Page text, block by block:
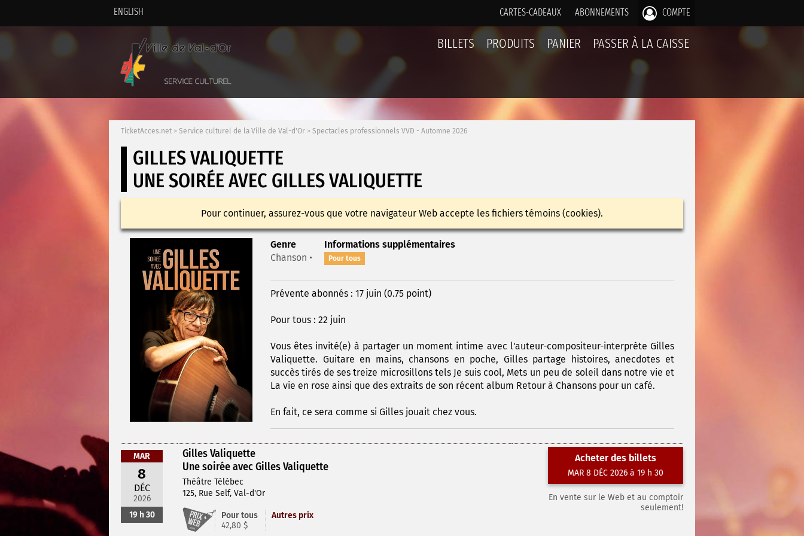
ENGLISH CARTES-CADEAUX ABONNEMENTS COMPTE
BILLETS PRODUITS PANIER PASSER À LA CAISSE
TicketAcces.net > Service culturel de la Ville de Val-d'Or > Spectacles professionnels VVD - Automne 2026
GILLES VALIQUETTE
UNE SOIRÉE AVEC GILLES VALIQUETTE
Pour continuer, assurez-vous que votre navigateur Web accepte les fichiers témoins (cookies).
Genre
Chanson •
Informations supplémentaires
Pour tous
Prévente abonnés : 17 juin (0.75 point)
Pour tous : 22 juin
Vous êtes invité(e) à partager un moment intime avec l'auteur-compositeur-interprète Gilles
Valiquette. Guitare en mains, chansons en poche, Gilles partage histoires, anecdotes et
succès tirés de ses treize microsillons tels Je suis cool, Mets un peu de soleil dans notre vie et
La vie en rose ainsi que des extraits de son récent album Retour à Chansons pour un café.
En fait, ce sera comme si Gilles jouait chez vous.
MAR
8
DÉC
2026
19 h 30
Gilles Valiquette
Une soirée avec Gilles Valiquette
Théâtre Télébec
125, Rue Self, Val-d'Or
Pour tous
42,80 $
Autres prix
Acheter des billets
MAR 8 DÉC 2026 à 19 h 30
En vente sur le Web et au comptoir
seulement!